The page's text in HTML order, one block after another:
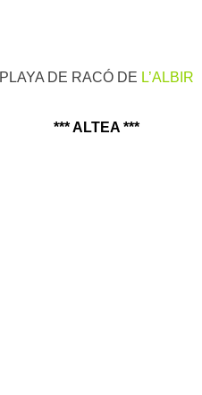
PLAYA DE RACÓ DE L’ALBIR
*** ALTEA ***